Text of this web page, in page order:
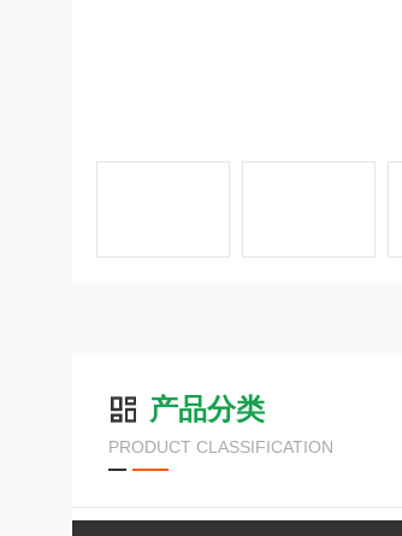
产品分类
PRODUCT CLASSIFICATION